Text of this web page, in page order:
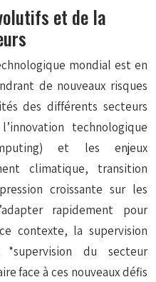
et de la
mondial est en
de nouveaux risques
des différents secteurs
technologique
et les enjeux
climatique, transition
croissante sur les
rapidement pour
contexte, la supervision
du secteur
face à ces nouveaux défis